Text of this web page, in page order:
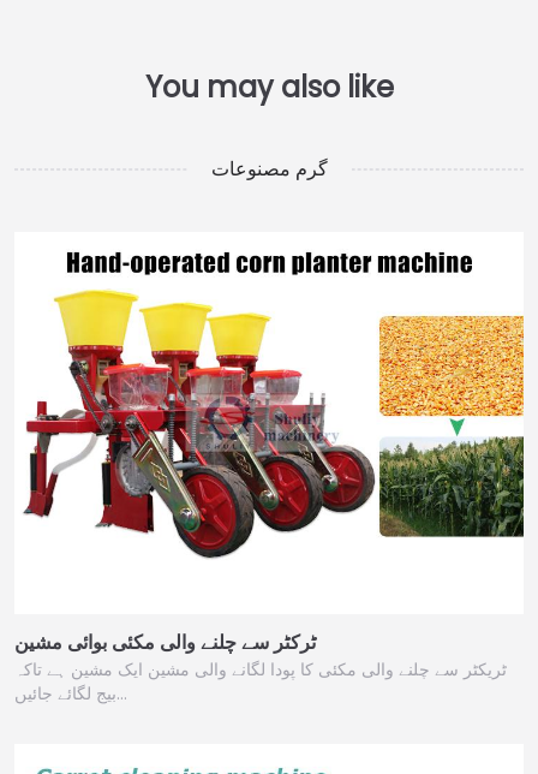
گرم مصنوعات
ٹرکٹر سے چلنے والی مکئی بوائی مشین
ٹریکٹر سے چلنے والی مکئی کا پودا لگانے والی مشین ایک مشین ہے تاکہ
بیج لگائے جائیں…